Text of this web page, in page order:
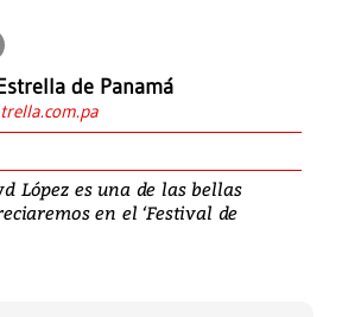
de Panamá
López es una de las bellas
en el ‘Festival de